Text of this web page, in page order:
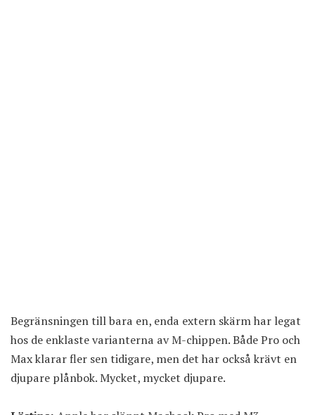
Begränsningen till bara en, enda extern skärm har legat
hos de enklaste varianterna av M-chippen. Både Pro och
Max klarar fler sen tidigare, men det har också krävt en
djupare plånbok. Mycket, mycket djupare.